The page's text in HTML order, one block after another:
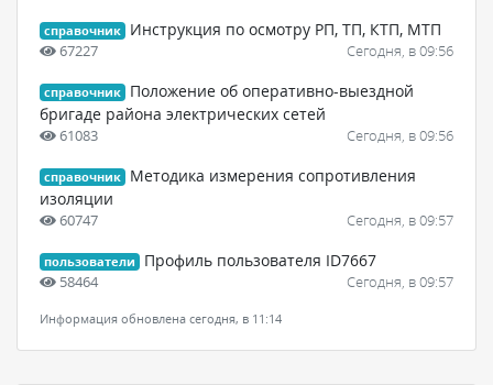
справочник Инструкция по осмотру РП, ТП, КТП, МТП
67227 Сегодня, в 09:56
справочник
Положение об оперативно-выездной
бригаде района электрических сетей
61083 Сегодня, в 09:56
справочник
Методика измерения сопротивления
изоляции
60747 Сегодня, в 09:57
пользователи Профиль пользователя ID7667
58464 Сегодня, в 09:57
Информация обновлена сегодня, в 11:14